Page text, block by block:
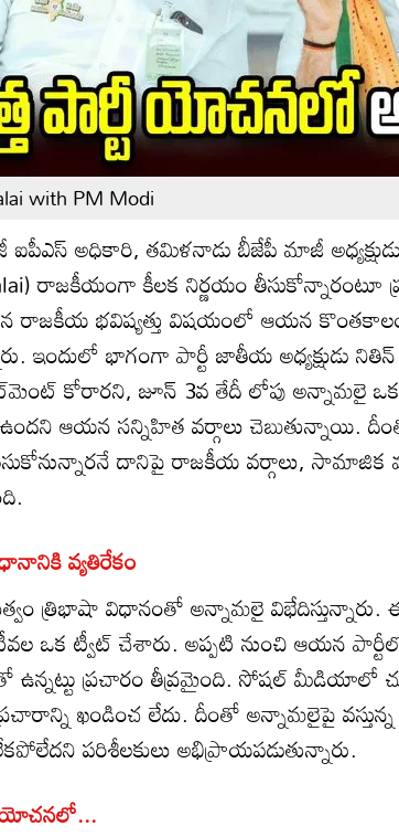
with PM Modi
అధికారి, తమిళనాడు బీజేపీ మాజీ
రాజకీయంగా కీలక నిర్ణయం తీసుకోన్నారంటూ
రాజకీయ భవిష్యత్తు విషయంలో ఆయన
ఇందులో భాగంగా పార్టీ జాతీయ అధ్యక్షుడు నితిన్
కోరారని, జూన్ 3వ తేదీ లోపు అన్నామలై ఒక
ఆయన సన్నిహిత వర్గాలు చెబుతున్నాయి.
దానిపై రాజకీయ వర్గాలు, సామాజిక
వ్యతిరేకం
త్రిభాషా విధానంతో అన్నామలై
ఒక ట్వీట్ చేశారు. అప్పటి నుంచి ఆయన
ఉన్నట్టు ప్రచారం తీవ్రమైంది. సోషల్ మీడియాలో
ఖండించ లేదు. దీంతో అన్నామలైపై
పరిశీలకులు అభిప్రాయపడుతున్నారు.
యోచనలో...